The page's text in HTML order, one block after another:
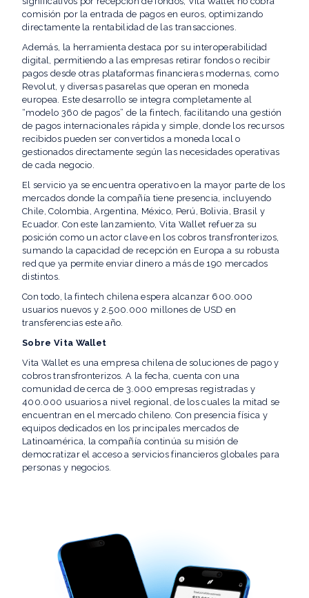
comisión por la entrada de pagos en euros, optimizando
directamente la rentabilidad de las transacciones.
Además, la herramienta destaca por su interoperabilidad
digital, permitiendo a las empresas retirar fondos o recibir
pagos desde otras plataformas financieras modernas, como
Revolut, y diversas pasarelas que operan en moneda
europea. Este desarrollo se integra completamente al
“modelo 360 de pagos” de la fintech, facilitando una gestión
de pagos internacionales rápida y simple, donde los recursos
recibidos pueden ser convertidos a moneda local o
gestionados directamente según las necesidades operativas
de cada negocio.
El servicio ya se encuentra operativo en la mayor parte de los
mercados donde la compañía tiene presencia, incluyendo
Chile, Colombia, Argentina, México, Perú, Bolivia, Brasil y
Ecuador. Con este lanzamiento, Vita Wallet refuerza su
posición como un actor clave en los cobros transfronterizos,
sumando la capacidad de recepción en Europa a su robusta
red que ya permite enviar dinero a más de 190 mercados
distintos.
Con todo, la fintech chilena espera alcanzar 600.000
usuarios nuevos y 2.500.000 millones de USD en
transferencias este año.
Sobre Vita Wallet
Vita Wallet es una empresa chilena de soluciones de pago y
cobros transfronterizos. A la fecha, cuenta con una
comunidad de cerca de 3.000 empresas registradas y
400.000 usuarios a nivel regional, de los cuales la mitad se
encuentran en el mercado chileno. Con presencia física y
equipos dedicados en los principales mercados de
Latinoamérica, la compañía continúa su misión de
democratizar el acceso a servicios financieros globales para
personas y negocios.